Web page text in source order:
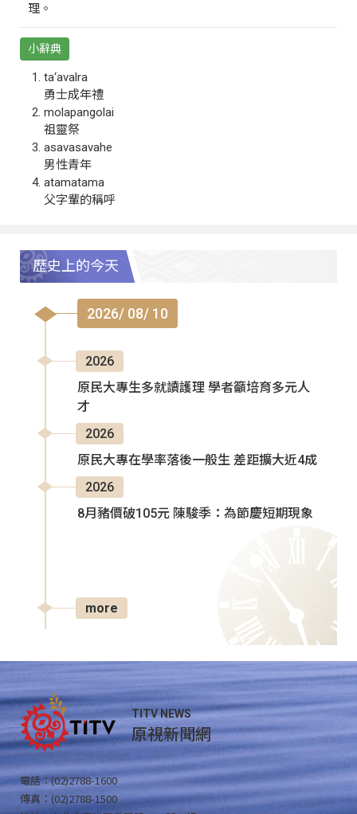
理。
小辭典
ta‘avalra
勇士成年禮
molapangolai
祖靈祭
asavasavahe
男性青年
atamatama
父字輩的稱呼
歷史上的今天
2026/ 08/ 10
2026
原民大專生多就讀護理 學者籲培育多元人
才
2026
原民大專在學率落後一般生 差距擴大近4成
2026
8月豬價破105元 陳駿季：為節慶短期現象
more
TITV NEWS
原視新聞網
電話：(02)2788-1600
傳真：(02)2788-1500